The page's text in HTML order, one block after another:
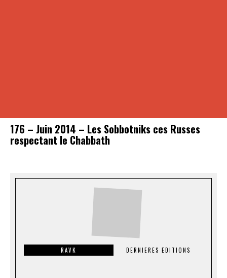
176 – Juin 2014 – Les Sobbotniks ces Russes
respectant le Chabbath
RAVK DERNIERES EDITIONS